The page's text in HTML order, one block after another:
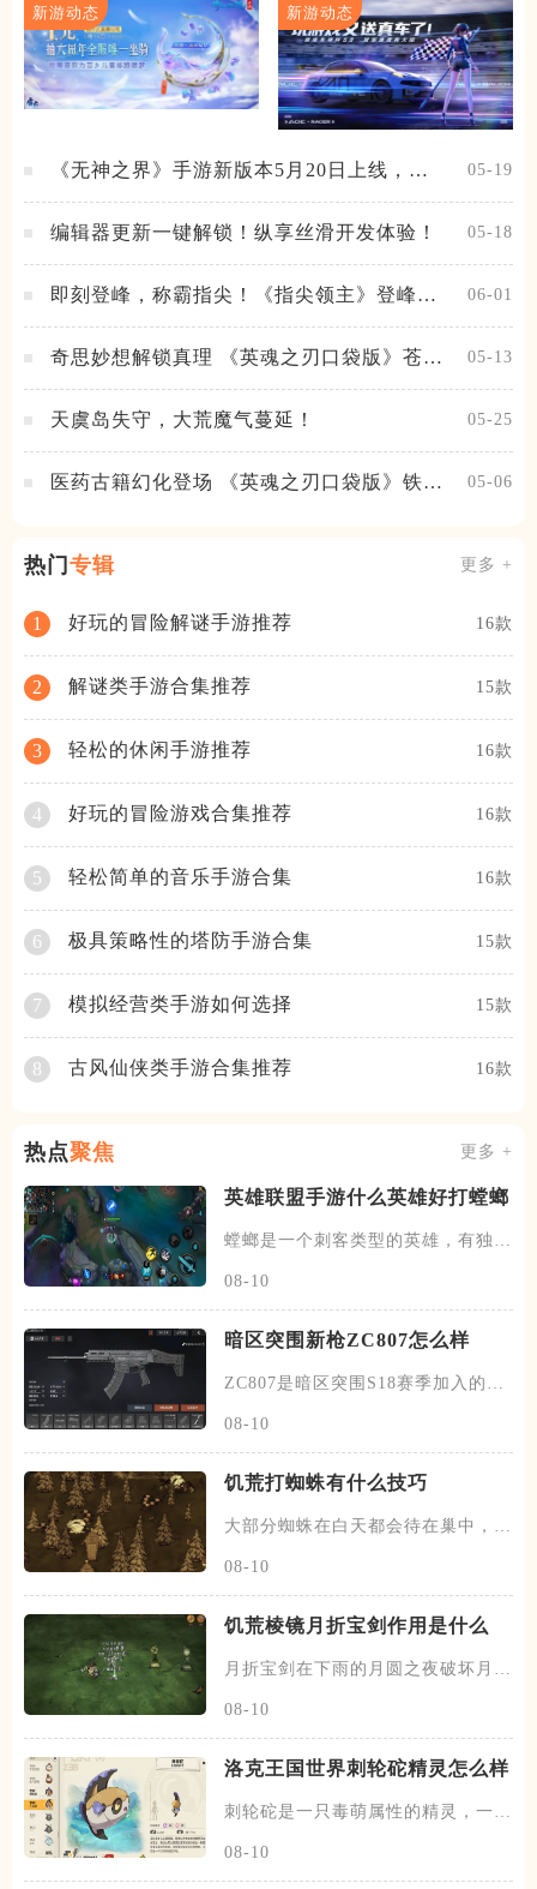
新游动态 新游动态
《无神之界》手游新版本5月20日上线，女
05-19
编辑器更新一键解锁！纵享丝滑开发体验！ 05-18
即刻登峰，称霸指尖！《指尖领主》登峰测
06-01
奇思妙想解锁真理 《英魂之刃口袋版》苍天
05-13
天虞岛失守，大荒魔气蔓延！ 05-25
医药古籍幻化登场 《英魂之刃口袋版》铁扇
05-06
热门专辑 更多 +
1 好玩的冒险解谜手游推荐 16款
2 解谜类手游合集推荐 15款
3 轻松的休闲手游推荐 16款
4 好玩的冒险游戏合集推荐 16款
5 轻松简单的音乐手游合集 16款
6 极具策略性的塔防手游合集 15款
7 模拟经营类手游如何选择 15款
8 古风仙侠类手游合集推荐 16款
热点聚焦 更多 +
英雄联盟手游什么英雄好打螳螂
螳螂是一个刺客类型的英雄，有独特
08-10
暗区突围新枪ZC807怎么样
ZC807是暗区突围S18赛季加入的新
08-10
饥荒打蜘蛛有什么技巧
大部分蜘蛛在白天都会待在巢中，在
08-10
饥荒棱镜月折宝剑作用是什么
月折宝剑在下雨的月圆之夜破坏月的
08-10
洛克王国世界刺轮砣精灵怎么样
刺轮砣是一只毒萌属性的精灵，一共
08-10